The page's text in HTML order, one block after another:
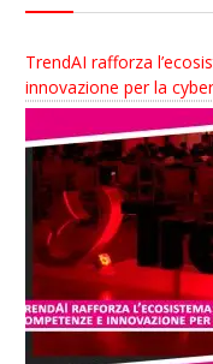
TrendAI rafforza
innovazione per la